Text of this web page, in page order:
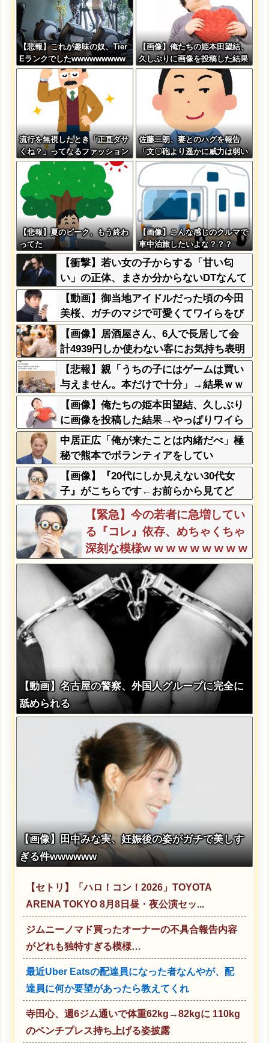
【悲報】これが趣味の奴、Tier
Eランクでしたwwwwwwwww
w
【画像】俺たちの姫本田望結、
久しぶりに画像を投稿した結果
→やっぱりワイらの姫だったw
w w w w w w w w w
流行を無視したとき「正直ダサ
くね？」ってなるファッション
上げてけ
佐藤二朗、妻とのハグを報告
「文〇砲より遥かに威力は弱い
が、僕のノロケ砲をお見舞いす
る」
【悲報】夏のピーク、もう終わ
ってた
【画像】こんな感じのクルマで
車中泊旅したいよな？？？
【衝撃】若い女の子からする「甘い匂
い」の正体、まさか分からないDTなんて
おらんよな？よな？w w w w w w w w w
w w
【動画】御当地アイドルだった頃の今田
美桜、ガチのマジで可愛くてワイらをび
びらせまくってしまうw w w w w w w w
【画像】居酒屋さん、6人で長居して会
計4939円しか使わない客にお気持ち表明
してしまう←コレどっちが悪いん
や？？？？？？
【悲報】親「うちの子にはゲームは買い
与えません。本だけで十分」→結果ｗｗ
ｗ【画像】俺たちの姫本田望結、久しぶり
に画像を投稿した結果→やっぱりワイら
の姫だったw w w w w w w w w w
中居正広「俺が来たことは内緒だべ」極
秘で熊本でボランティアをしてい
た・・・
【画像】『20代にしか見えない30代女
子』がこちらです←お前らから見てど
う？？？？？？？
【緊急】今の若者に急増してい
る『コレ』依存、めちゃくちゃ
深刻な模様w w w w w w w w w
w
【動画】名古屋の警察、外国人グループに完全に
舐められる
【画像】田中みな実、妊娠後の姿がガチで美しす
ぎる件wwwwww
【セトリ】「ハロ！コン！2026」TOYOTA
ARENA TOKYO 8月8日昼・夜公演セッ...
ジムニーノマド買ったオーナーの不具合報告内容
がどれも独特すぎる模様…
最近Uber Eatsの配達員になった者なんやが、配
達員に何か要望があったら教えてくれ
寺田心、週6ジム通いで体重62kg→82kgに 110kg
のベンチプレス持ち上げる姿披露